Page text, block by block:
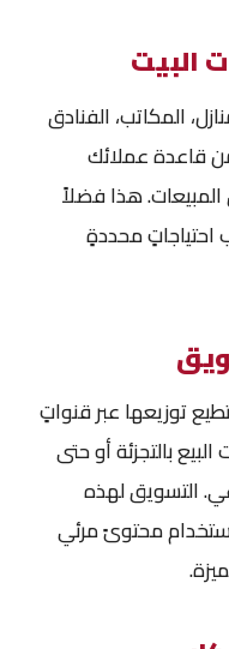
البيت
المكاتب، الفنادق
قاعدة عملائك
هذا فضلاً
محددةٍ
توزيعها عبر قنواتٍ
بالتجزئة أو حتى
التسويق لهذه
محتوىً مرئي